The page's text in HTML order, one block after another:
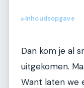
▶Inhoudsopgave
Dan kom je al
uitgekomen.
Want laten we